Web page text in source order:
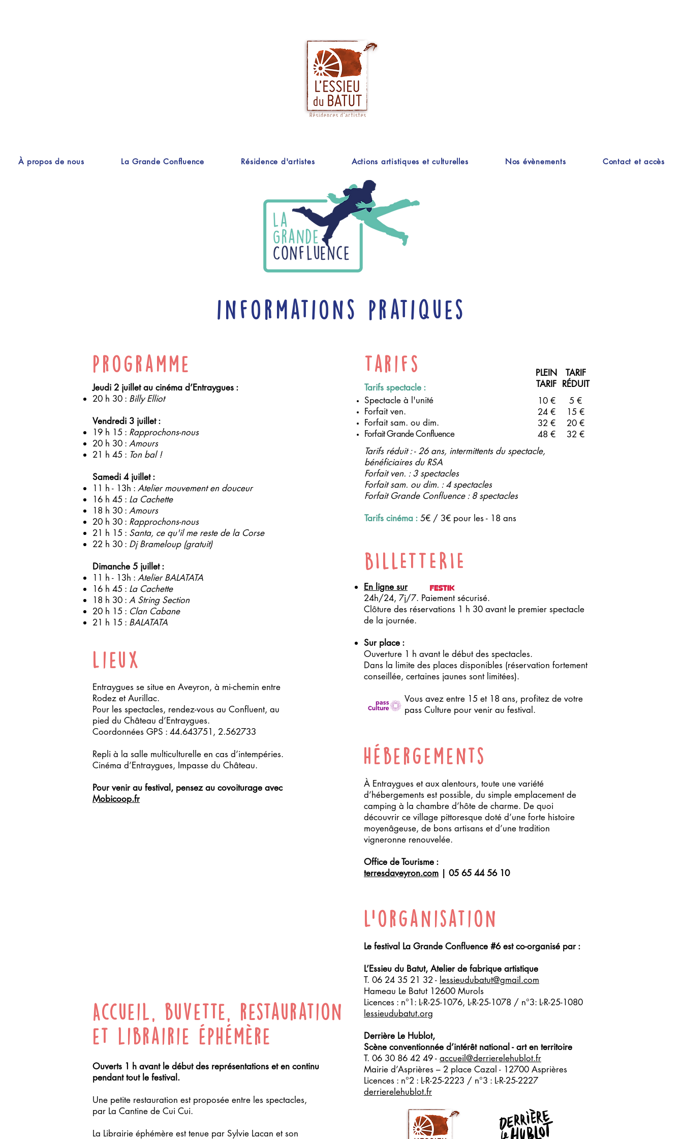
À propos de nous La Grande Confluence Résidence d'artistes Actions artistiques et culturelles Nos évènements Contact et accès
informations pratiques
Programme
Jeudi 2 juillet au cinéma d’Entraygues :
20 h 30 : Billy Elliot
Vendredi 3 juillet :
19 h 15 : Rapprochons-nous
20 h 30 : Amours
21 h 45 : Ton bal !
Samedi 4 juillet :
11 h - 13h : Atelier mouvement en douceur
16 h 45 : La Cachette
18 h 30 : Amours
20 h 30 : Rapprochons-nous
21 h 15 : Santa, ce qu'il me reste de la Corse
22 h 30 : Dj Brameloup (gratuit)
Dimanche 5 juillet :
11 h - 13h : Atelier BALATATA
16 h 45 : La Cachette
18 h 30 : A String Section
20 h 15 : Clan Cabane
21 h 15 : BALATATA
Lieux
Entraygues se situe en Aveyron, à mi-chemin entre
Rodez et Aurillac.
Pour les spectacles, rendez-vous au Confluent, au
pied du Château d’Entraygues.
Coordonnées GPS : 44.643751, 2.562733
Repli à la salle multiculturelle en cas d’intempéries.
Cinéma d’Entraygues, Impasse du Château.
Pour venir au festival, pensez au covoiturage avec
Mobicoop.fr
Accueil, buvette, restauration
et librairie éphémère
Ouverts 1 h avant le début des représentations et en continu
pendant tout le festival.
Une petite restauration est proposée entre les spectacles,
par La Cantine de Cui Cui.
La Librairie éphémère est tenue par Sylvie Lacan et son
Tarifs
Tarifs spectacle :
Spectacle à l'unité
Forfait ven.
Forfait sam. ou dim.
Forfait Grande Confluence
PLEIN
TARIF​
10 €
24 €
32 €
48 €
TARIF
RÉDUIT​​
5 €
15 €
20 €
32 €
Tarifs réduit : - 26 ans, intermittents du spectacle,
bénéficiaires du RSA
Forfait ven. : 3 spectacles
Forfait sam. ou dim. : 4 spectacles
Forfait Grande Confluence : 8 spectacles
Tarifs cinéma : 5€ / 3€ pour les - 18 ans
BILLETTERIE
En ligne sur
24h/24, 7j/7. Paiement sécurisé.
Clôture des réservations 1 h 30 avant le premier spectacle
de la journée.
Sur place :
Ouverture 1 h avant le début des spectacles.
Dans la limite des places disponibles (réservation fortement
conseillée, certaines jaunes sont limitées).
Vous avez entre 15 et 18 ans, profitez de votre
pass Culture pour venir au festival.
Hébergements
À Entraygues et aux alentours, toute une variété
d’hébergements est possible, du simple emplacement de
camping à la chambre d’hôte de charme. De quoi
découvrir ce village pittoresque doté d’une forte histoire
moyenâgeuse, de bons artisans et d’une tradition
vigneronne renouvelée.
Office de Tourisme :
terresdaveyron.com | 05 65 44 56 10
L'organisation
Le festival La Grande Confluence #6 est co-organisé par :
L’Essieu du Batut, Atelier de fabrique artistique
T. 06 24 35 21 32 - lessieudubatut@gmail.com
Hameau Le Batut 12600 Murols
Licences : n°1: L-R-25-1076, L-R-25-1078 / n°3: L-R-25-1080
lessieudubatut.org
Derrière Le Hublot,
Scène conventionnée d’intérêt national - art en territoire
T. 06 30 86 42 49 - accueil@derrierelehublot.fr
Mairie d’Asprières – 2 place Cazal - 12700 Asprières
Licences : n°2 : L-R-25-2223 / n°3 : L-R-25-2227
derrierelehublot.fr